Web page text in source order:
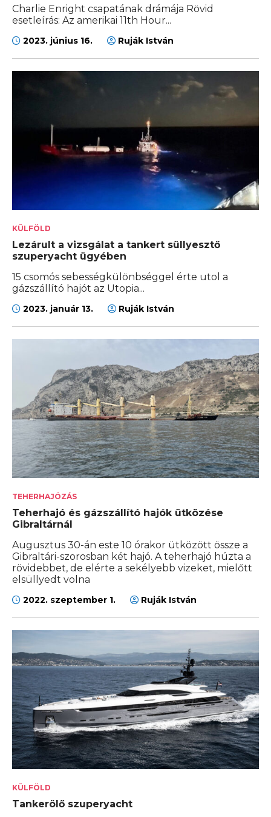
Charlie Enright csapatának drámája Rövid
esetleírás: Az amerikai 11th Hour...
2023. június 16. Ruják István
KÜLFÖLD
Lezárult a vizsgálat a tankert süllyesztő
szuperyacht ügyében
15 csomós sebességkülönbséggel érte utol a
gázszállító hajót az Utopia...
2023. január 13. Ruják István
TEHERHAJÓZÁS
Teherhajó és gázszállító hajók ütközése
Gibraltárnál
Augusztus 30-án este 10 órakor ütközött össze a
Gibraltári-szorosban két hajó. A teherhajó húzta a
rövidebbet, de elérte a sekélyebb vizeket, mielőtt
elsüllyedt volna
2022. szeptember 1. Ruják István
KÜLFÖLD
Tankerölő szuperyacht